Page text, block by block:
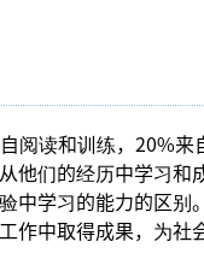
阅读和训练，20%
他们的经历中学习
中学习的能力的区
作中取得成果，为社